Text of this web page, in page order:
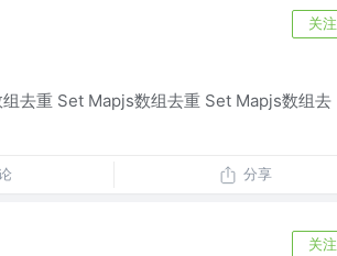
关注
去重 Set Mapjs数组去重 Set Mapjs数组去
分享
关注